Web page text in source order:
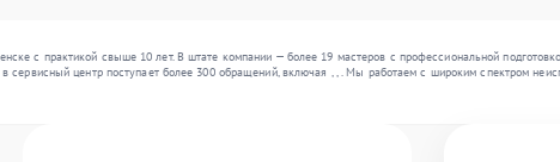
с практикой свыше 10 лет. В штате компании — более 19 мастеров с профессиональной
центр поступает более 300 обращений, включая , , . Мы работаем с широким спектром